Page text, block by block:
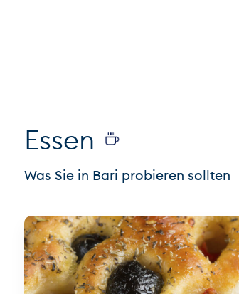
Essen
Was Sie in Bari probieren sollten